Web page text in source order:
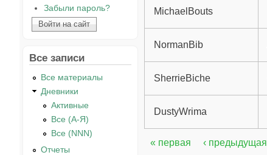
MichaelBouts
NormanBib
SherrieBiche
DustyWrima
Страницы
« первая ‹ предыдущая
Забыли пароль?
Все записи
Все материалы
Дневники
Активные
Все (А-Я)
Все (NNN)
Отчеты